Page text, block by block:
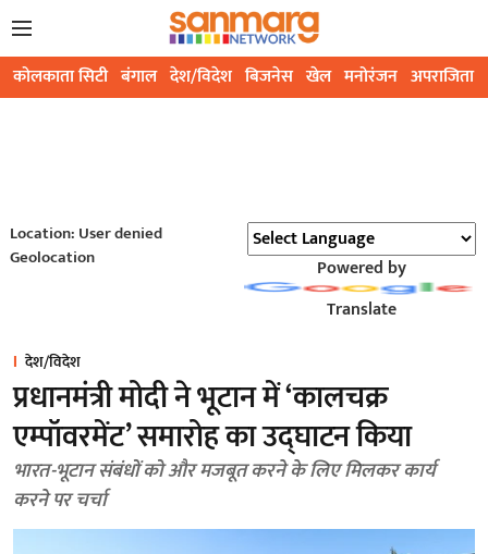
कोलकाता सिटी बंगाल देश/विदेश बिजनेस खेल मनोरंजन अपराजिता
Location: User denied
Geolocation
Powered by
Translate
देश/विदेश
प्रधानमंत्री मोदी ने भूटान में ‘कालचक्र
एम्पॉवरमेंट’ समारोह का उद्घाटन किया
भारत-भूटान संबंधों को और मजबूत करने के लिए मिलकर कार्य
करने पर चर्चा